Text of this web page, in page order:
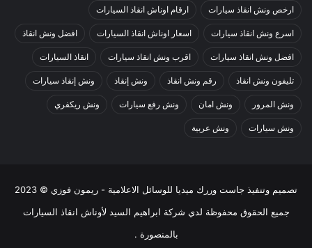
ارخص ونش انقاذ سيارات ارقام اوناش انقاذ السيارات
اسرع ونش انقاذ سيارات اسعار اوناش انقاذ السيارات افضل ونش انقاذ
افضل ونش انقاذ سيارات اقرب ونش انقاذ سيارات انقاذ السيارات
تليفون ونش انقاذ رقم ونش انقاذ ونش إنقاذ ونش إنقاذ سيارات
ونش المرور ونش امان ونش رفع سيارات ونش ريكفري
ونش سيارات ونش عربية
تصميم وتنفيذ جاست وررك ميديا للوسائل الاعلامية - ريمون فوزي
© 2023
جميع الحقوق محفوظة لدي شركة ابراهيم السيد لأوناش انقاذ السيارات
بالمنصورة .